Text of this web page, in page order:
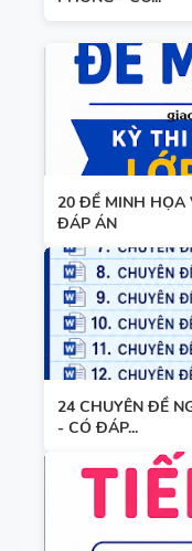
20 ĐỀ MINH HỌA
ĐÁP ÁN
24 CHUYÊN ĐỀ
- CÓ ĐÁP...